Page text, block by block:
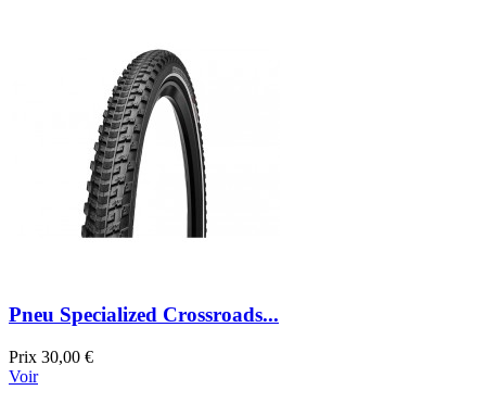
Pneu Specialized Crossroads...
Prix 30,00 €
Voir